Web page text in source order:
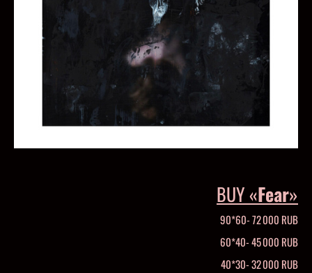
BUY «Fear»
90*60- 72 000 RUB
60*40- 45 000 RUB
40*30- 32 000 RUB